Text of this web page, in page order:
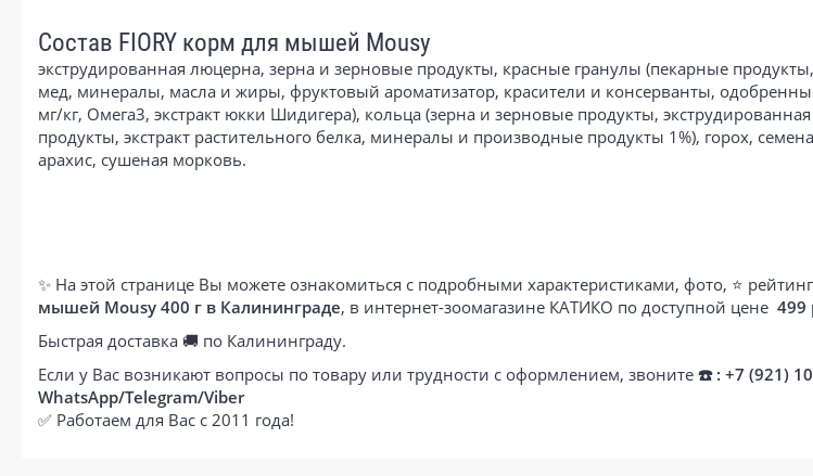
Состав FIORY корм для мышей Mousy
экструдированная люцерна, зерна и зерновые продукты, красные гранулы (пекарные
мед, минералы, масла и жиры, фруктовый ароматизатор, красители и консерванты,
мг/кг, Омега3, экстракт юкки Шидигера), кольца (зерна и зерновые продукты,
продукты, экстракт растительного белка, минералы и производные продукты 1%), горох,
арахис, сушеная морковь.
✨ На этой странице Вы можете ознакомиться с подробными характеристиками, фото, ⭐
мышей Mousy 400 г в Калининграде, в интернет-зоомагазине КАТИКО по доступной цене 499
Быстрая доставка 🚚 по Калининграду.
Если у Вас возникают вопросы по товару или трудности с оформлением, звоните ☎️ : +7 (921)
WhatsApp/Telegram/Viber
✅ Работаем для Вас с 2011 года!